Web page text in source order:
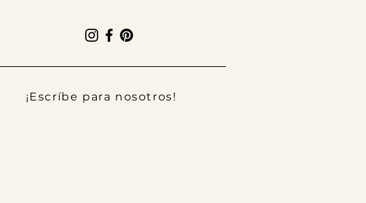
¡Escríbe para nosotros!